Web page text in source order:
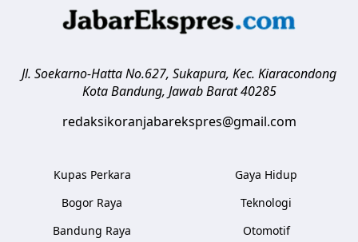
Jl. Soekarno-Hatta No.627, Sukapura, Kec. Kiaracondong
Kota Bandung, Jawab Barat 40285
redaksikoranjabarekspres@gmail.com
Kupas Perkara
Bogor Raya
Bandung Raya
Gaya Hidup
Teknologi
Otomotif